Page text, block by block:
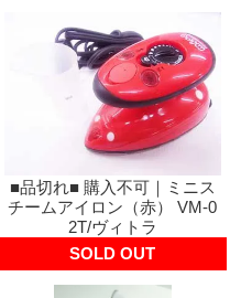
■品切れ■ 購入不可｜ミニス
チームアイロン（赤） VM-0
2T/ヴィトラ
SOLD OUT